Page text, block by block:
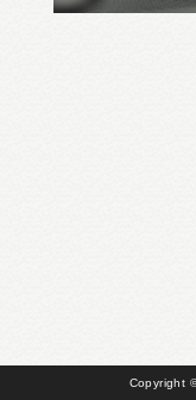
Copyright